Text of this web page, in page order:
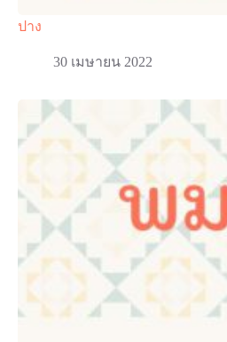
ปาง
30 เมษายน 2022